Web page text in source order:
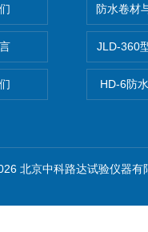
防水卷材
JLD-360
HD-6防
北京中科路达试验仪器有